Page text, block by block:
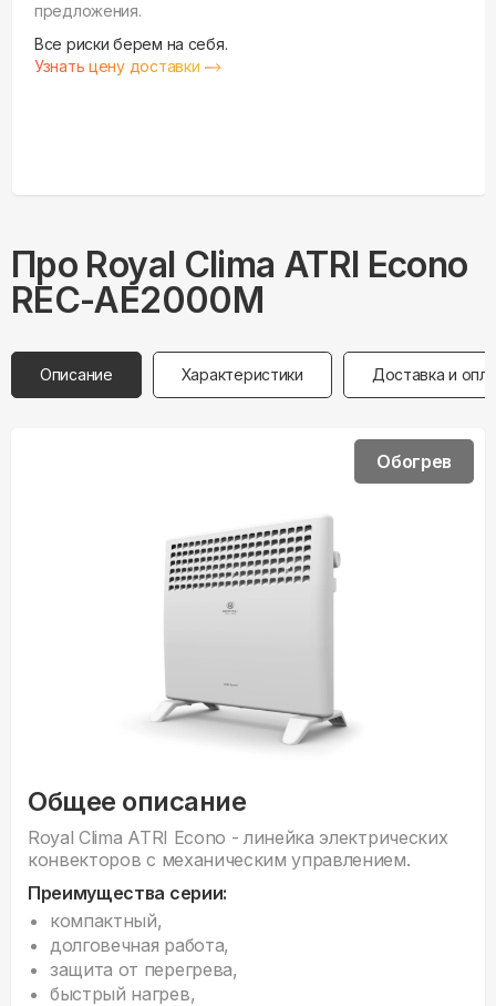
предложения.
Все риски берем на себя.
Узнать цену доставки
Про Royal Clima ATRI Econo
REC-AE2000M
Описание Характеристики Доставка и
Общее описание
Royal Clima ATRI Econo - линейка электрических
конвекторов с механическим управлением.
Преимущества серии:
компактный,
долговечная работа,
защита от перегрева,
быстрый нагрев,
Обогрев